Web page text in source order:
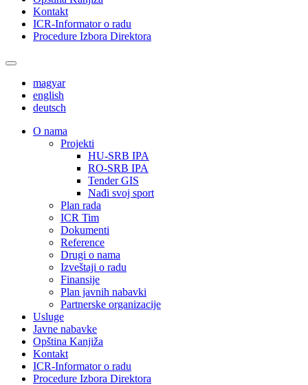
Kontakt
ICR-Informator o radu
Procedure Izbora Direktora
magyar
english
deutsch
О nama
Projekti
HU-SRB IPA
RO-SRB IPA
Tender GIS
Nađi svoj sport
Plan rada
ICR Tim
Dokumenti
Reference
Drugi o nama
Izveštaji o radu
Finansije
Plan javnih nabavki
Partnerske organizacije
Usluge
Javne nabavke
Opština Kanjiža
Kontakt
ICR-Informator o radu
Procedure Izbora Direktora